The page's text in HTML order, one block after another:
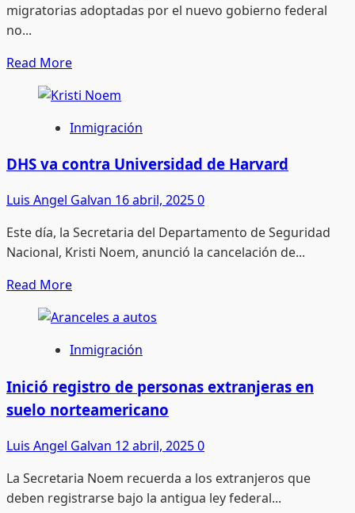
migratorias adoptadas por el nuevo gobierno federal
no...
Read MoreRead
about
Once
millones
de
pagan
9
mil
año
uno
en
impuestos
Inmigración
DHS va contra Universidad de Harvard
Luis Angel Galvan 16 abril, 20250
Este día, la Secretaria del Departamento de Seguridad
Nacional, Kristi Noem, anunció la cancelación de...
Read MoreRead
about
DHS
contra
Universidad
de
Harvard
Inmigración
Inició registro de personas extranjeras en
suelo norteamericano
Luis Angel Galvan 12 abril, 20250
La Secretaria Noem recuerda a los extranjeros que
deben registrarse bajo la antigua ley federal...